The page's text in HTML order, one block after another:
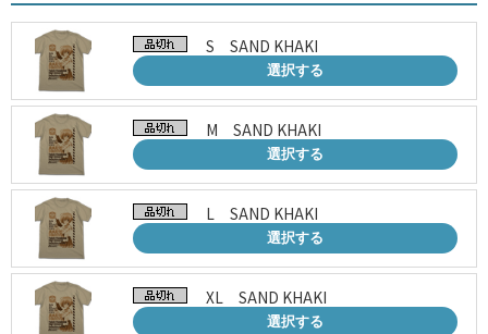
S SAND KHAKI
選択する
M SAND KHAKI
選択する
L SAND KHAKI
選択する
XL SAND KHAKI
選択する